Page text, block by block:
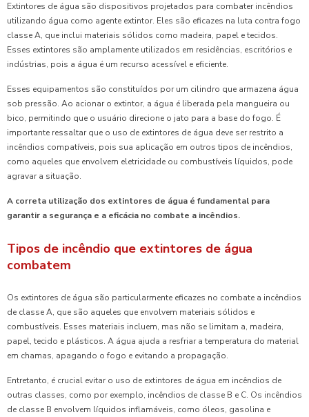
Extintores de água são dispositivos projetados para combater incêndios
utilizando água como agente extintor. Eles são eficazes na luta contra fogo
classe A, que inclui materiais sólidos como madeira, papel e tecidos.
Esses extintores são amplamente utilizados em residências, escritórios e
indústrias, pois a água é um recurso acessível e eficiente.
Esses equipamentos são constituídos por um cilindro que armazena água
sob pressão. Ao acionar o extintor, a água é liberada pela mangueira ou
bico, permitindo que o usuário direcione o jato para a base do fogo. É
importante ressaltar que o uso de extintores de água deve ser restrito a
incêndios compatíveis, pois sua aplicação em outros tipos de incêndios,
como aqueles que envolvem eletricidade ou combustíveis líquidos, pode
agravar a situação.
A correta utilização dos extintores de água é fundamental para
garantir a segurança e a eficácia no combate a incêndios.
Tipos de incêndio que extintores de água
combatem
Os extintores de água são particularmente eficazes no combate a incêndios
de classe A, que são aqueles que envolvem materiais sólidos e
combustíveis. Esses materiais incluem, mas não se limitam a, madeira,
papel, tecido e plásticos. A água ajuda a resfriar a temperatura do material
em chamas, apagando o fogo e evitando a propagação.
Entretanto, é crucial evitar o uso de extintores de água em incêndios de
outras classes, como por exemplo, incêndios de classe B e C. Os incêndios
de classe B envolvem líquidos inflamáveis, como óleos, gasolina e